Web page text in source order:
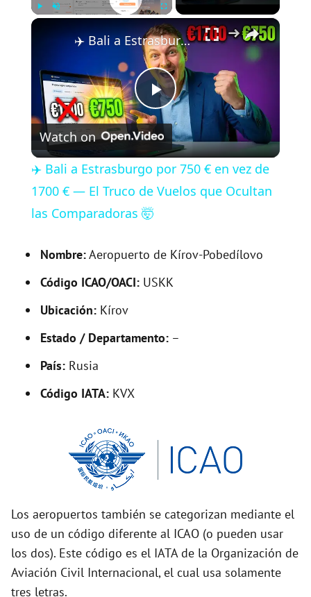
×
P
l
a
V
o
✈️ Bali a Estrasburgo por 750 € en vez de 1700 € — El Truco de Vuelos que Ocultan las Comparadoras 🤯
Watch on
✈️ Bali a Estrasburgo por 750 € en vez de
1700 € — El Truco de Vuelos que Ocultan
las Comparadoras 🤯
Nombre:Aeropuerto de Kírov-Pobedílovo
Código ICAO/OACI: USKK
Ubicación: Kírov
Estado / Departamento: –
País: Rusia
Código IATA: KVX
Los aeropuertos también se categorizan mediante el
uso de un código diferente al ICAO (o pueden usar
los dos). Este código es el IATA de la Organización de
Aviación Civil Internacional, el cual usa solamente
tres letras.